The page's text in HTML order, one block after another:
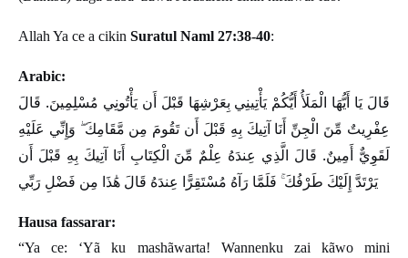
Allah Ya ce a cikin Suratul Naml 27:38-40:
Arabic:
قَالَ يَا أَيُّهَا الْمَلَأُ أَيُّكُمْ يَأْتِينِي بِعَرْشِهَا قَبْلَ أَن يَأْتُونِي مُسْلِمِينَ. قَالَ
عِفْرِيتٌ مِّنَ الْجِنِّ أَنَا آتِيكَ بِهِ قَبْلَ أَن تَقُومَ مِن مَّقَامِكَ ۖ وَإِنِّي عَلَيْهِ
لَقَوِيٌّ أَمِينٌ. قَالَ الَّذِي عِندَهُ عِلْمٌ مِّنَ الْكِتَابِ أَنَا آتِيكَ بِهِ قَبْلَ أَن
يَرْتَدَّ إِلَيْكَ طَرْفُكَ ۚ فَلَمَّا رَآهُ مُسْتَقِرًّا عِندَهُ قَالَ هَٰذَا مِن فَضْلِ رَبِّي
Hausa fassarar:
“Ya ce: ‘Yã ku mashãwarta! Wannenku zai kãwo mini